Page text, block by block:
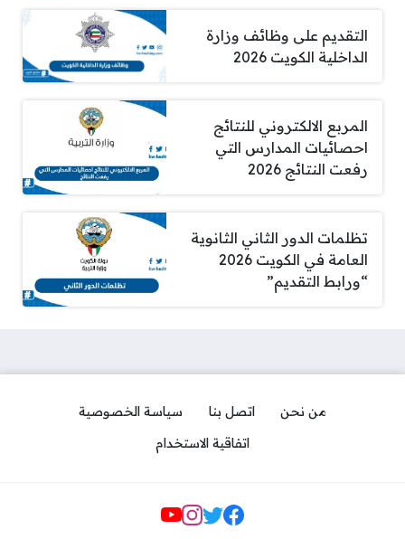
التقديم على وظائف وزارة
الداخلية الكويت 2026
المربع الالكتروني للنتائج
احصائيات المدارس التي
رفعت النتائج 2026
تظلمات الدور الثاني الثانوية
العامة في الكويت 2026
“ورابط التقديم”
من نحن اتصل بنا
سياسة الخصوصية
اتفاقية الاستخدام
Social Links